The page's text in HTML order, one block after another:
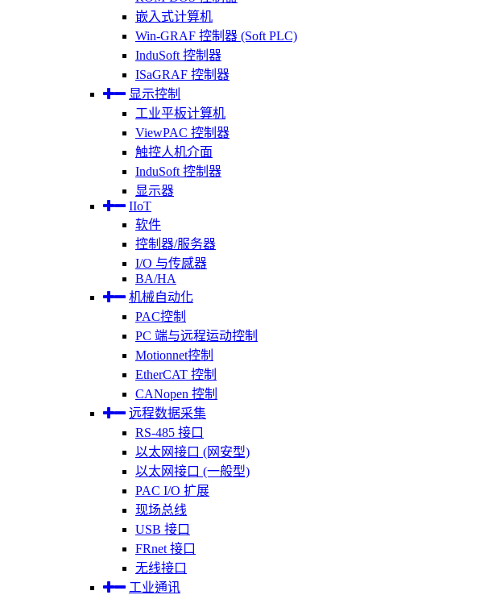
嵌入式计算机
Win-GRAF 控制器 (Soft PLC)
InduSoft 控制器
ISaGRAF 控制器
显示控制
工业平板计算机
ViewPAC 控制器
触控人机介面
InduSoft 控制器
显示器
IIoT
软件
控制器/服务器
I/O 与传感器
BA/HA
机械自动化
PAC控制
PC 端与远程运动控制
Motionnet控制
EtherCAT 控制
CANopen 控制
远程数据采集
RS-485 接口
以太网接口 (网安型)
以太网接口 (一般型)
PAC I/O 扩展
现场总线
USB 接口
FRnet 接口
无线接口
工业通讯